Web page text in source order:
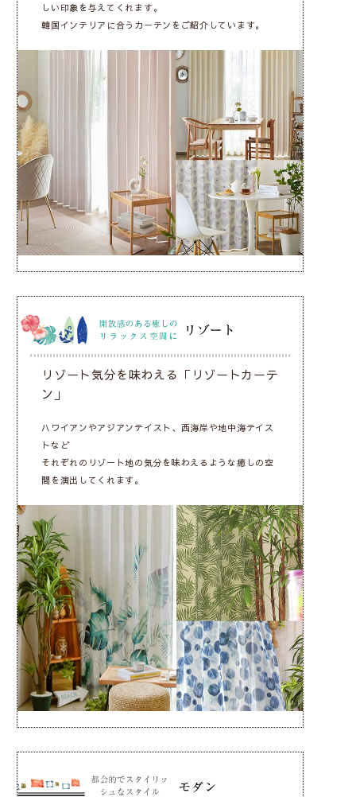
しい印象を与えてくれます。
韓国インテリアに合うカーテンをご紹介しています。
リゾート気分を味わえる「リゾートカーテ
ン」
ハワイアンやアジアンテイスト、西海岸や地中海テイス
トなど
それぞれのリゾート地の気分を味わえるような癒しの空
間を演出してくれます。